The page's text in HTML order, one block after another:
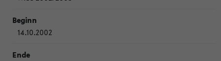
14.10.2002